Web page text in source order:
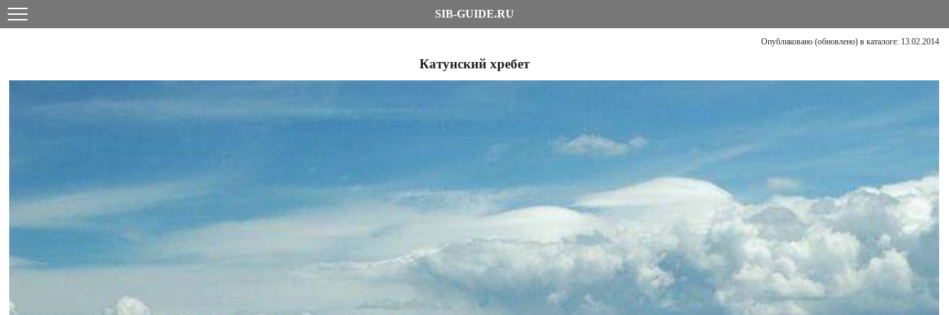
SIB-GUIDE.RU
Опубликовано (обновлено) в каталоге: 13.02.2014
Катунский хребет